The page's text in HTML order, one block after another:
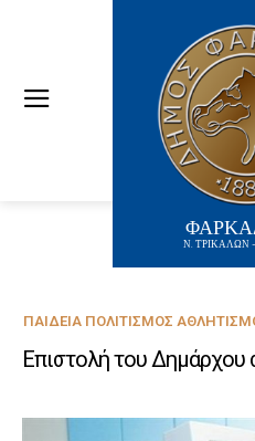
Ν. ΤΡΙΚΑΛΩΝ
ΠΑΙΔΕΊΑ ΠΟΛΙΤΙΣΜΌΣ
Επιστολή του Δημάρχου